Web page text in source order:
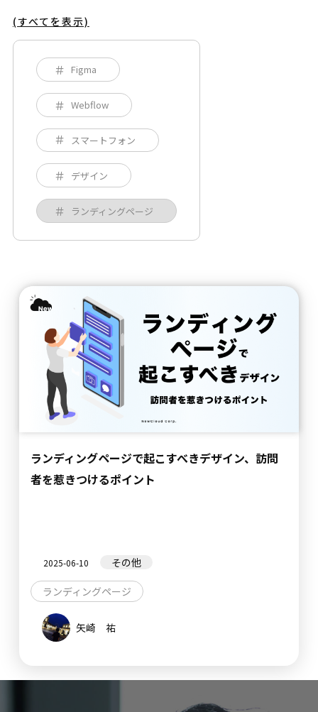
(すべてを表示)
Figma
Webflow
スマートフォン
デザイン
ランディングページ
ランディングページで起こすべきデザイン、訪問
者を惹きつけるポイント
2025-06-10 その他
ランディングページ
矢崎 祐